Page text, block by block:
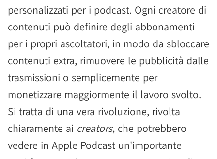
personalizzati per i podcast. Ogni creatore di
contenuti può definire degli abbonamenti
per i propri ascoltatori, in modo da sbloccare
contenuti extra, rimuovere le pubblicità dalle
trasmissioni o semplicemente per
monetizzare maggiormente il lavoro svolto.
Si tratta di una vera rivoluzione, rivolta
chiaramente ai creators, che potrebbero
vedere in Apple Podcast un'importante